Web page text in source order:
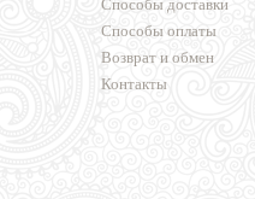
Способы доставки
Способы оплаты
Возврат и обмен
Контакты